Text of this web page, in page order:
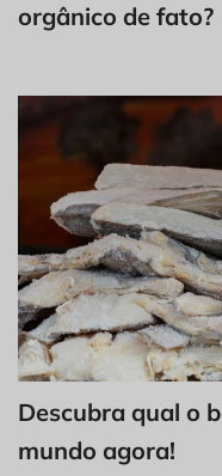
orgânico de fato?
Descubra qual o
mundo agora!